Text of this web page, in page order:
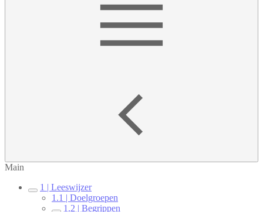
Main
1 | Leeswijzer
1.1 | Doelgroepen
1.2 | Begrippen